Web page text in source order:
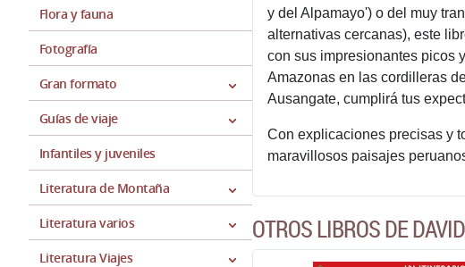
Flora y fauna
Fotografía
Gran formato
Guías de viaje
Infantiles y juveniles
Literatura de Montaña
Literatura varios
Literatura Viajes
y del Alpamayo') o del muy
alternativas cercanas), este
con sus impresionantes picos
Amazonas en las cordilleras
Ausangate, cumplirá tus
Con explicaciones precisas y
maravillosos paisajes
OTROS LIBROS DE